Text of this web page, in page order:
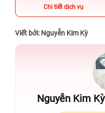
Chi tiết dịch vụ
Viết bởi: Nguyễn Kim Kỳ
Nguyễn Kim Kỳ